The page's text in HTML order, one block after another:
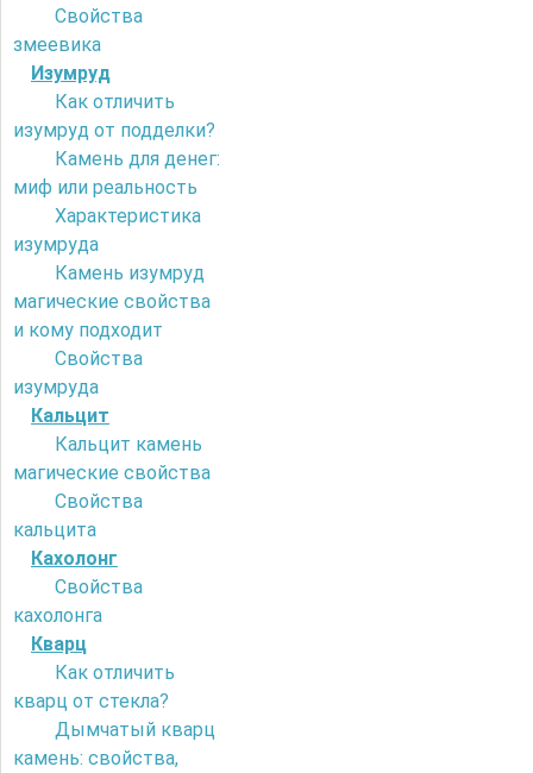
Свойства
змеевика
Изумруд
Как отличить
изумруд от подделки?
Камень для денег:
миф или реальность
Характеристика
изумруда
Камень изумруд
магические свойства
и кому подходит
Свойства
изумруда
Кальцит
Кальцит камень
магические свойства
Свойства
кальцита
Кахолонг
Свойства
кахолонга
Кварц
Как отличить
кварц от стекла?
Дымчатый кварц
камень: свойства,